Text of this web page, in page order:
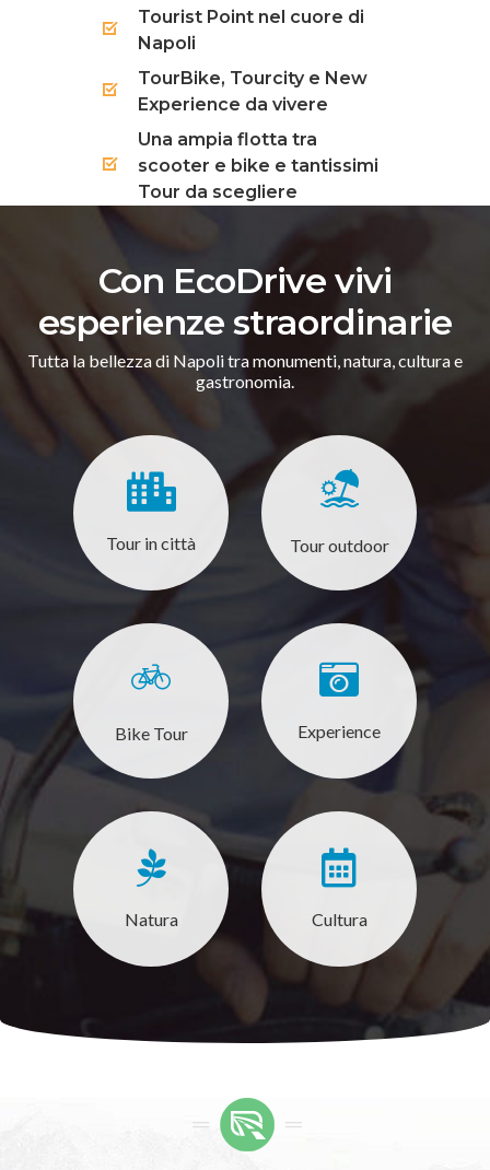
Tourist Point nel cuore di
Napoli
TourBike, Tourcity e New
Experience da vivere
Una ampia flotta tra
scooter e bike e tantissimi
Tour da scegliere
Con EcoDrive vivi
esperienze straordinarie
Tutta la bellezza di Napoli tra monumenti, natura, cultura e
gastronomia.
Tour in città Tour outdoor
Bike Tour Experience
Natura Cultura